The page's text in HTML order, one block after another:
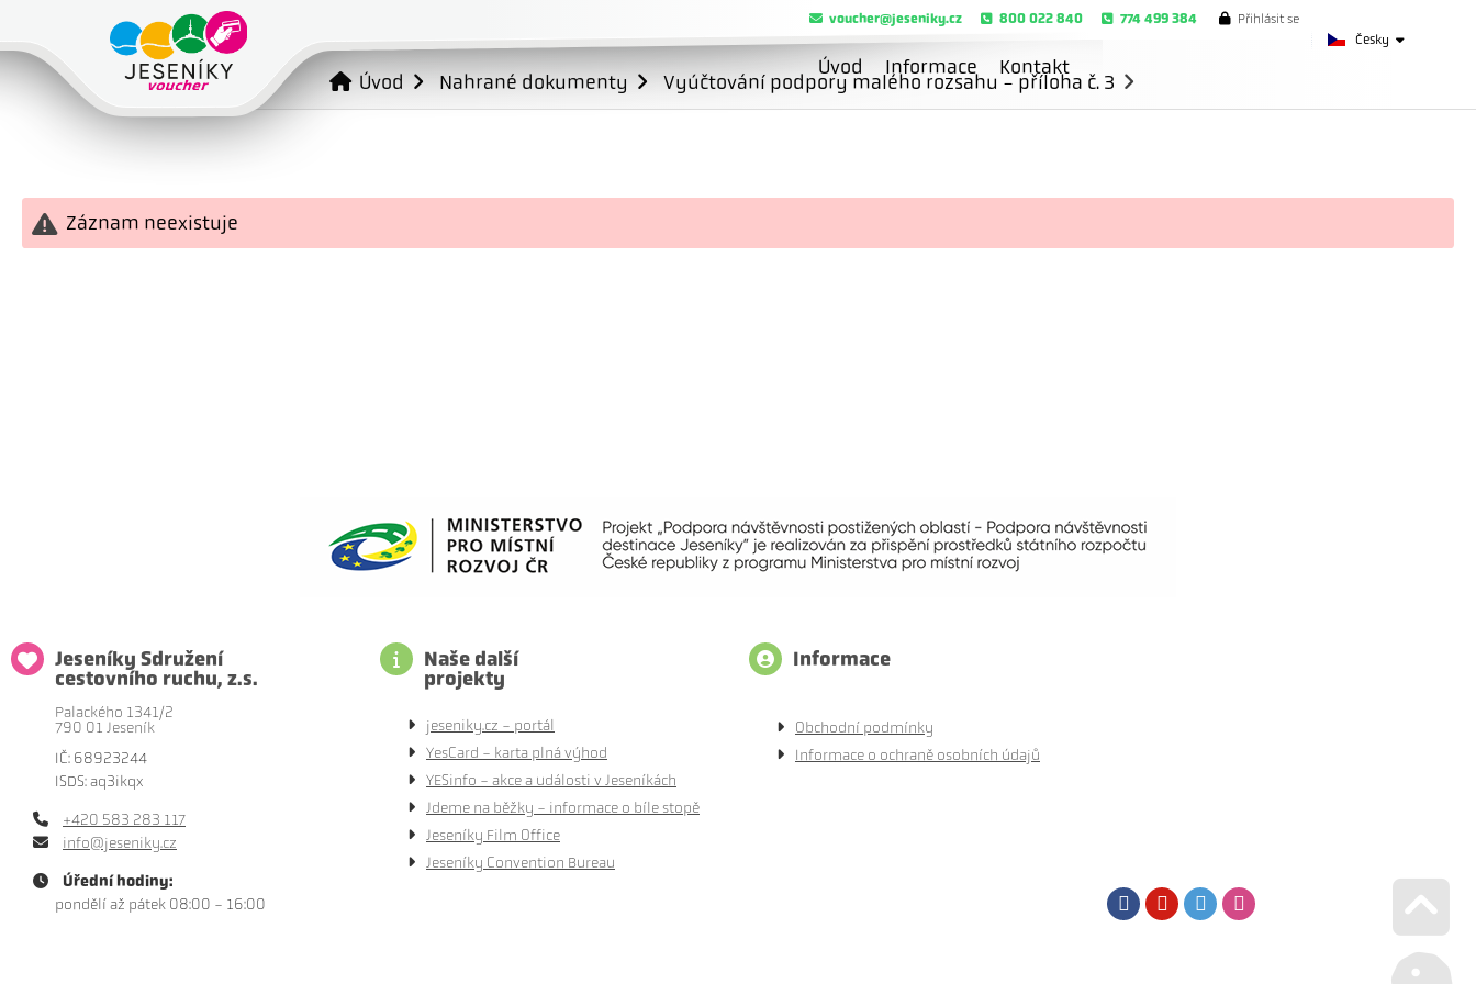
Česky
voucher@jeseniky.cz 800 022 840 774 499 384 Přihlásit se
Úvod Informace Kontakt
Úvod Nahrané dokumenty Vyúčtování podpory malého rozsahu - příloha č. 3
Záznam neexistuje
Jeseníky Sdružení
cestovního ruchu, z.s.
Palackého 1341/2
790 01 Jeseník
IČ: 68923244
ISDS: aq3ikqx
+420 583 283 117
info@jeseniky.cz
Úřední hodiny:
pondělí až pátek 08:00 - 16:00
Naše další
projekty
jeseniky.cz - portál
YesCard - karta plná výhod
YESinfo - akce a události v Jeseníkách
Jdeme na běžky - informace o bíle stopě
Jeseníky Film Office
Jeseníky Convention Bureau
Informace
Obchodní podmínky
Informace o ochraně osobních údajů
FacebookYoutubeTwitter
Go